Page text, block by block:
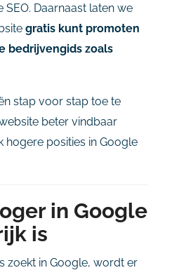
SEO. Daarnaast laten we
gratis kunt promoten
bedrijvengids zoals
stap voor stap toe te
beter vindbaar
hogere posities in Google
in Google
is
zoekt in Google, wordt er